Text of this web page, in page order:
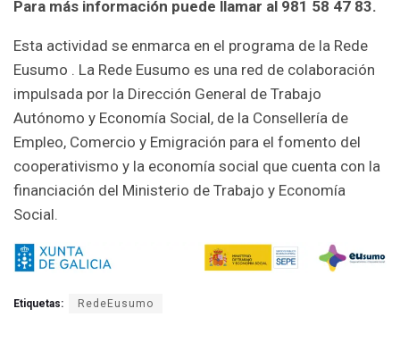
Para más información puede llamar al 981 58 47 83.
Esta actividad se enmarca en el programa de la Rede
Eusumo . La Rede Eusumo es una red de colaboración
impulsada por la Dirección General de Trabajo
Autónomo y Economía Social, de la Consellería de
Empleo, Comercio y Emigración para el fomento del
cooperativismo y la economía social que cuenta con la
financiación del Ministerio de Trabajo y Economía
Social.
Etiquetas: RedeEusumo